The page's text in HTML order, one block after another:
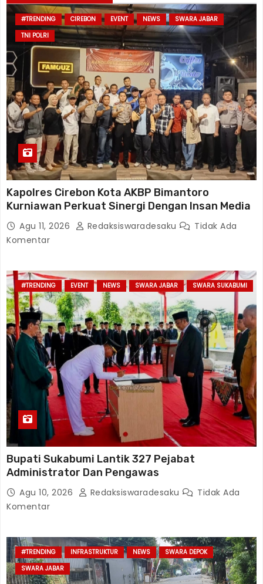
#TRENDING CIREBON EVENT NEWS
SWARA JABAR
TNI POLRI
Kapolres Cirebon Kota AKBP Bimantoro
Kurniawan Perkuat Sinergi Dengan Insan Media
Agu 11, 2026 Redaksiswaradesaku
Tidak Ada
Komentar
#TRENDING EVENT NEWS SWARA JABAR SWARA SUKABUMI
Bupati Sukabumi Lantik 327 Pejabat
Administrator Dan Pengawas
Agu 10, 2026 Redaksiswaradesaku
Tidak Ada
Komentar
#TRENDING INFRASTRUKTUR NEWS
SWARA DEPOK
SWARA JABAR